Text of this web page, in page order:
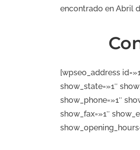
encontrado en Abril
[wpseo_address
show_state=»1″
show_phone=»1″
show_fax=»1″